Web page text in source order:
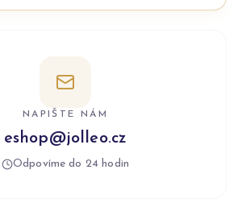
NAPIŠTE NÁM
eshop@jolleo.cz
Odpovíme do 24 hodin